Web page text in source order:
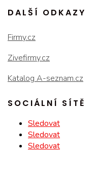
DALŠÍ ODKAZY
Firmy.cz
Zivefirmy.cz
Katalog A-seznam.cz
SOCIÁLNÍ SÍTĚ
Sledovat
Sledovat
Sledovat